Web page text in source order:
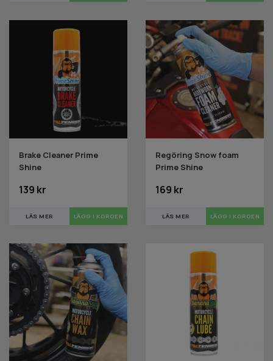
Brake Cleaner Prime
Shine
139 kr
LÄS MER
Regöring Snow foam
Prime Shine
169 kr
LÄS MER